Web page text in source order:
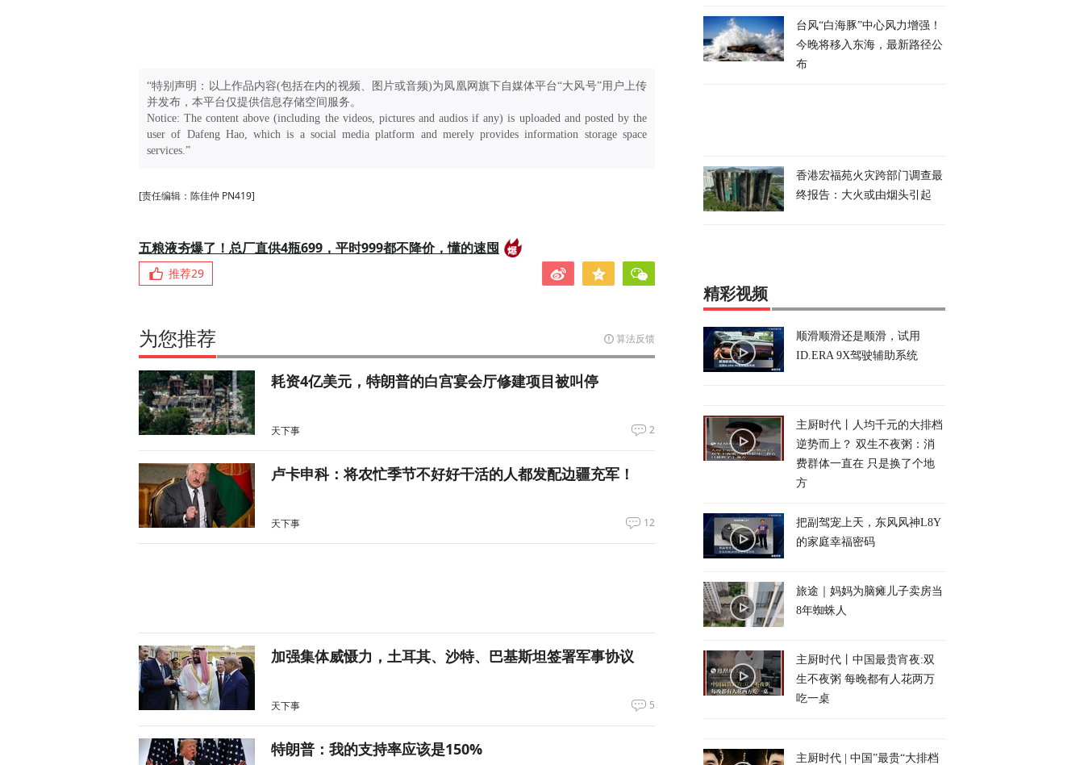
“特别声明：以上作品内容(包括在内的视频、图片或音频)为凤凰网旗下自媒体平台“大风号”用户上传
并发布，本平台仅提供信息存储空间服务。
Notice: The content above (including the videos, pictures and audios if any) is uploaded and posted by the
user of Dafeng Hao, which is a social media platform and merely provides information storage space
services.”
[责任编辑：陈佳仲 PN419]
五粮液夯爆了！总厂直供4瓶699，平时999都不降价，懂的速囤
推荐29
为您推荐 算法反馈
耗资4亿美元，特朗普的白宫宴会厅修建项目被叫停
天下事 2
卢卡申科：将农忙季节不好好干活的人都发配边疆充军！
天下事 12
加强集体威慑力，土耳其、沙特、巴基斯坦签署军事协议
天下事 5
特朗普：我的支持率应该是150%
台风“白海豚”中心风力增强！
今晚将移入东海，最新路径公
布
香港宏福苑火灾跨部门调查最
终报告：大火或由烟头引起
精彩视频
顺滑顺滑还是顺滑，试用
ID.ERA 9X驾驶辅助系统
主厨时代丨人均千元的大排档
逆势而上？ 双生不夜粥：消
费群体一直在 只是换了个地
方
把副驾宠上天，东风风神L8Y
的家庭幸福密码
旅途｜妈妈为脑瘫儿子卖房当
8年蜘蛛人
主厨时代丨中国最贵宵夜:双
生不夜粥 每晚都有人花两万
吃一桌
主厨时代 | 中国”最贵“大排档